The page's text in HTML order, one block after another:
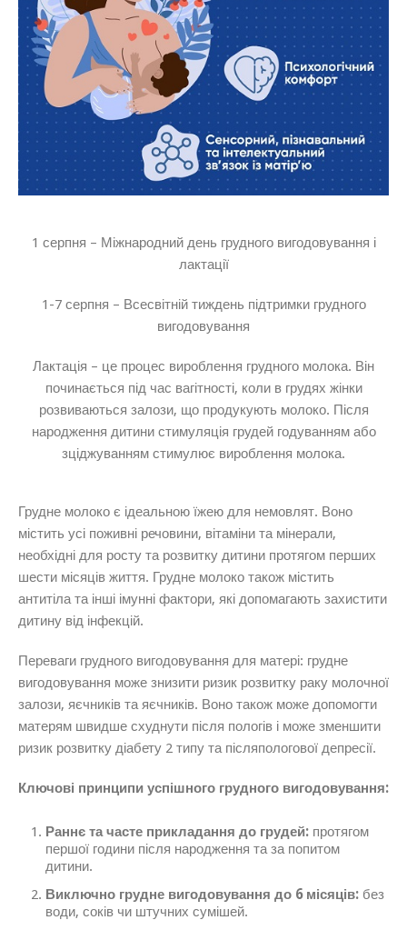
1 серпня – Міжнародний день грудного вигодовування і
лактації
1-7 серпня – Всесвітній тиждень підтримки грудного
вигодовування
Лактація – це процес вироблення грудного молока. Він
починається під час вагітності, коли в грудях жінки
розвиваються залози, що продукують молоко. Після
народження дитини стимуляція грудей годуванням або
зціджуванням стимулює вироблення молока.
Грудне молоко є ідеальною їжею для немовлят. Воно
містить усі поживні речовини, вітаміни та мінерали,
необхідні для росту та розвитку дитини протягом перших
шести місяців життя. Грудне молоко також містить
антитіла та інші імунні фактори, які допомагають захистити
дитину від інфекцій.
Переваги грудного вигодовування для матері: грудне
вигодовування може знизити ризик розвитку раку молочної
залози, яєчників та яєчників. Воно також може допомогти
матерям швидше схуднути після пологів і може зменшити
ризик розвитку діабету 2 типу та післяпологової депресії.
Ключові принципи успішного грудного вигодовування:
Раннє та часте прикладання до грудей: протягом
першої години після народження та за попитом
дитини.
Виключно грудне вигодовування до 6 місяців: без
води, соків чи штучних сумішей.